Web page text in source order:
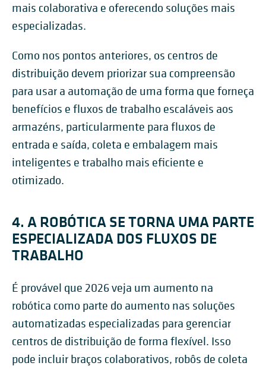
mais colaborativa e oferecendo soluções mais
especializadas.
Como nos pontos anteriores, os centros de
distribuição devem priorizar sua compreensão
para usar a automação de uma forma que forneça
benefícios e fluxos de trabalho escaláveis aos
armazéns, particularmente para fluxos de
entrada e saída, coleta e embalagem mais
inteligentes e trabalho mais eficiente e
otimizado.
4. A ROBÓTICA SE TORNA UMA PARTE
ESPECIALIZADA DOS FLUXOS DE
TRABALHO
É provável que 2026 veja um aumento na
robótica como parte do aumento nas soluções
automatizadas especializadas para gerenciar
centros de distribuição de forma flexível. Isso
pode incluir braços colaborativos, robôs de coleta